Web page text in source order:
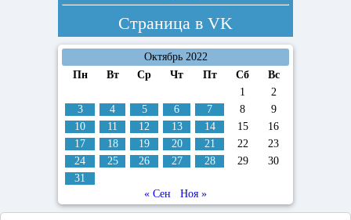
Страница в VK
Октябрь 2022
Пн
Вт Ср Чт Пт Сб
Вс
1
2
3
4 5 6 7 8
9
10
11 12 13 14 15
16
17
18 19 20 21 22
23
24
25 26 27 28 29
30
31
« Сен
Ноя »